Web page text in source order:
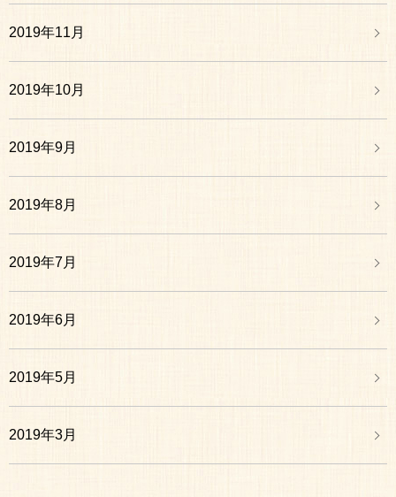
2019年11月
2019年10月
2019年9月
2019年8月
2019年7月
2019年6月
2019年5月
2019年3月